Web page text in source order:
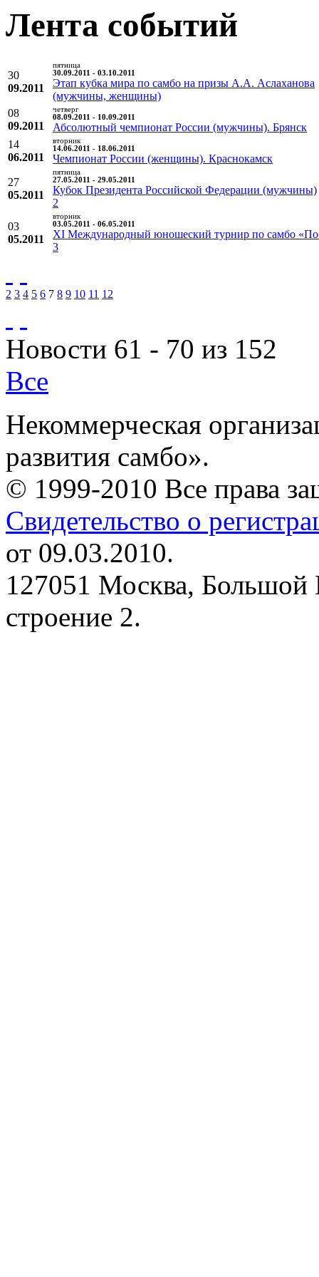
Лента событий
30
09.2011
пятница
30.09.2011 - 03.10.2011
Этап кубка мира по самбо на призы А.А. Аслаханова
(мужчины, женщины)
08
09.2011
четверг
08.09.2011 - 10.09.2011
Абсолютный чемпионат России (мужчины). Брянск
14
06.2011
вторник
14.06.2011 - 18.06.2011
Чемпионат России (женщины). Краснокамск
27
05.2011
пятница
27.05.2011 - 29.05.2011
Кубок Президента Российской Федерации (мужчины)
2
03
05.2011
вторник
03.05.2011 - 06.05.2011
XI Международный юношеский турнир по самбо
3
2 3 4 5 6 7 8 9 10 11 12
Новости 61 - 70 из 152
Все
Некоммерческая
развития самбо».
© 1999-2010 Все права
Свидетельство о
от 09.03.2010.
127051 Москва, Большой
строение 2.